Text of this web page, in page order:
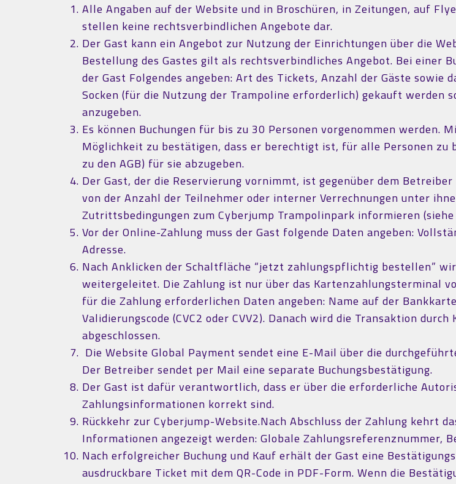
Alle Angaben auf der Website und in Broschüren, in Zeitungen, auf
stellen keine rechtsverbindlichen Angebote dar.
Der Gast kann ein Angebot zur Nutzung der Einrichtungen über die
Bestellung des Gastes gilt als rechtsverbindliches Angebot. Bei einer
der Gast Folgendes angeben: Art des Tickets, Anzahl der Gäste
Socken (für die Nutzung der Trampoline erforderlich) gekauft werden
anzugeben.
Es können Buchungen für bis zu 30 Personen vorgenommen werden.
Möglichkeit zu bestätigen, dass er berechtigt ist, für alle Personen zu
zu den AGB) für sie abzugeben.
Der Gast, der die Reservierung vornimmt, ist gegenüber dem
von der Anzahl der Teilnehmer oder interner Verrechnungen unter
Zutrittsbedingungen zum Cyberjump Trampolinpark informieren
Vor der Online-Zahlung muss der Gast folgende Daten angeben:
Adresse.
Nach Anklicken der Schaltfläche “jetzt zahlungspflichtig bestellen”
weitergeleitet. Die Zahlung ist nur über das Kartenzahlungsterminal
für die Zahlung erforderlichen Daten angeben: Name auf der
Validierungscode (CVC2 oder CVV2). Danach wird die Transaktion
abgeschlossen.
Die Website Global Payment sendet eine E-Mail über die
Der Betreiber sendet per Mail eine separate Buchungsbestätigung.
Der Gast ist dafür verantwortlich, dass er über die erforderliche
Zahlungsinformationen korrekt sind.
Rückkehr zur Cyberjump-Website.Nach Abschluss der Zahlung kehrt
Informationen angezeigt werden: Globale Zahlungsreferenznummer,
Nach erfolgreicher Buchung und Kauf erhält der Gast eine
ausdruckbare Ticket mit dem QR-Code in PDF-Form. Wenn die